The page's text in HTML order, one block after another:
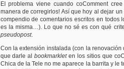
El problema viene cuando coComment
manera de corregirlos! Así que hoy al dejar un
compendio de comentarios escritos en todos
es la misma…). Lo que no sé es con qué
pseudopost.
Con la extensión instalada (con la
que darle albookmarkleten los sitios que
Chica de la Tele no me aparece la barrita y le